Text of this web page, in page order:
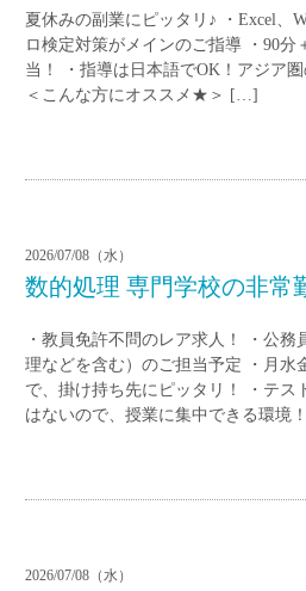
夏休みの副業にピッタリ♪ ・Excel、
ロ検定対策がメインのご指導 ・90分
当！ ・指導は日本語でOK！アジア
＜こんな方にオススメ★＞ […]
2026/07/08（水）
数的処理 専門学校の非常
・教員免許不問のレア求人！ ・公
理などを含む）のご担当予定 ・月水
で、掛け持ち先にピッタリ！ ・テス
はないので、授業に集中できる環境
2026/07/08（水）